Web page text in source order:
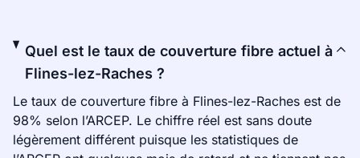
Quel est le taux de couverture fibre actuel à
Flines-lez-Raches ?
Le taux de couverture fibre à Flines-lez-Raches est de
98% selon l’ARCEP. Le chiffre réel est sans doute
légèrement différent puisque les statistiques de